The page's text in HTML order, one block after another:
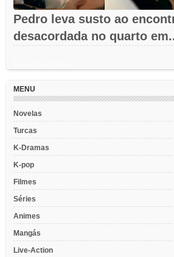
Pedro leva susto ao
desacordada no quarto
MENU
Novelas
Turcas
K-Dramas
K-pop
Filmes
Séries
Animes
Mangás
Live-Action